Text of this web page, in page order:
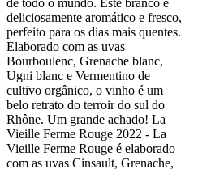
deliciosamente aromático e fresco,
perfeito para os dias mais quentes.
Elaborado com as uvas
Bourboulenc, Grenache blanc,
Ugni blanc e Vermentino de
cultivo orgânico, o vinho é um
belo retrato do terroir do sul do
Rhône. Um grande achado! La
Vieille Ferme Rouge 2022 - La
Vieille Ferme Rouge é elaborado
com as uvas Cinsault, Grenache,